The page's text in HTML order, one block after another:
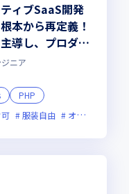
ィブSaaS開発
本から再定義！
導し、プロダク
ただきます
ニア
PHP
服装自由 オンライン選考可